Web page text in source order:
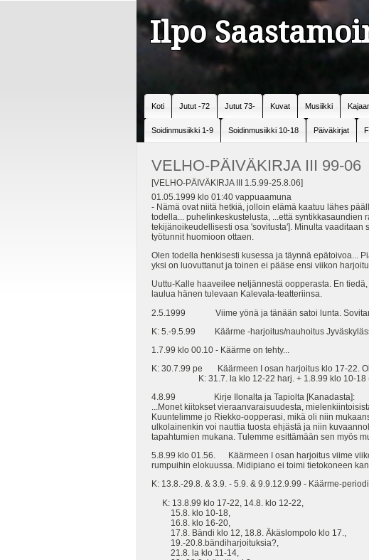
Ilpo
Koti Jutut -72 Jutut 73- Kuvat Musiikki
Soidinmusiikki 1-9 Soidinmusiikki 10-18 Päiväkirjat
VELHO-PÄIVÄKIRJA III 99-06
[VELHO-PÄIVÄKIRJA III 1.5.99-25.8.06]
01.05.1999 klo 01:40 vappuaamuna
- Nämä ovat niitä hetkiä, jolloin elämä kaatuu lähes
todella... puhelinkeskustelusta, ...että
tekijänoikeudellisesti osa 'sovitusta']. Minulta
työtunnit huomioon ottaen.
Olen todella henkisesti kusessa ja täynnä epätoivoa...
yksi on luovuttanut ja toinen ei pääse ensi viikon
Uuttu-Kalle haaveilee neljännestä oopperasta. En
laulua hänen tulevaan Kalevala-teatteriinsa.
2.5.1999 Viime yönä ja tänään satoi lunta. Sovitan
K: 5.-9.5.99 Käärme -harjoitus/nauhoitus
1.7.99 klo 00.10 - Käärme on tehty...
K: 30.7.99 pe Käärmeen I osan harjoitus klo 17-22.
K: 31.7. la klo 12-22 harj. + 1.8.99 klo 10-18
4.8.99 Kirje Ilonalta ja Tapiolta [Kanadasta]:
...Monet kiitokset vieraanvaraisuudesta,
Kuuntelimme jo Riekko-oopperasi, mikä oli niin
ulkolainenkin voi nauttia tuosta ehjästä ja niin
tapahtumien mukana. Tulemme esittämään sen myös
5.8.99 klo 01.56. Käärmeen I osan harjoitus viime
rumpuihin elokuussa. Midipiano ei toimi tietokoneen
K: 13.8.-29.8. & 3.9. - 5.9. & 9.9.12.9.99 - Käärme-
K: 13.8.99 klo 17-22, 14.8. klo 12-22,
15.8. klo 10-18,
16.8. klo 16-20,
17.8. Bändi klo 12, 18.8. Äkäslompolo klo 17.,
19.-20.8.bändiharjoituksia?,
21.8. la klo 11-14,